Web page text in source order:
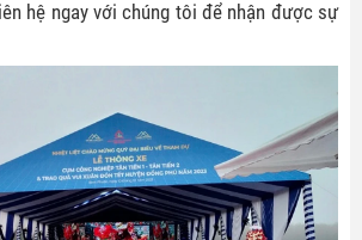
hệ ngay với chúng tôi để nhận được sự